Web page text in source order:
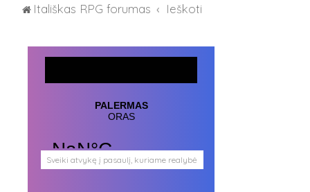
Itališkas RPG forumas Ieškoti
Sveiki atvykę į pasaulį, kuriame realybė
persipina su mistika. Pasaulį, kuris